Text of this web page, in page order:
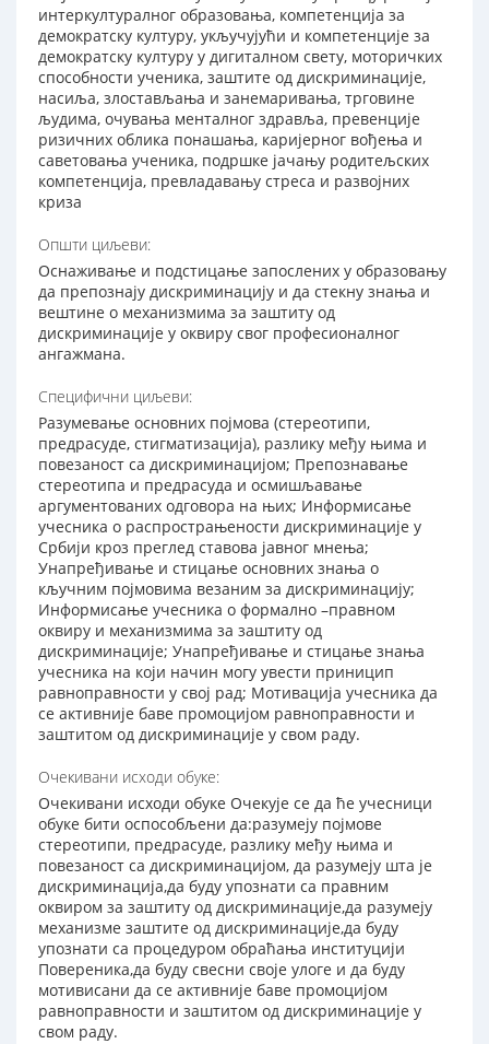
интеркултуралног образовања, компетенција за
демократску културу, укључујући и компетенције за
демократску културу у дигиталном свету, моторичких
способности ученика, заштите од дискриминације,
насиља, злостављања и занемаривања, трговине
људима, очувања менталног здравља, превенције
ризичних облика понашања, каријерног вођења и
саветовања ученика, подршке јачању родитељских
компетенција, превладавању стреса и развојних
криза
Општи циљеви:
Оснаживање и подстицање запослених у образовању
да препознају дискриминацију и да стекну знања и
вештине о механизмима за заштиту од
дискриминације у оквиру свог професионалног
ангажмана.
Специфични циљеви:
Разумевање основних појмова (стереотипи,
предрасуде, стигматизација), разлику међу њима и
повезаност са дискриминацијом; Препознавање
стереотипа и предрасуда и осмишљавање
аргументованих одговора на њих; Информисање
учесника о распрострањености дискриминације у
Србији кроз преглед ставова јавног мнења;
Унапређивање и стицање основних знања о
кључним појмовима везаним за дискриминацију;
Информисање учесника о формално –правном
оквиру и механизмима за заштиту од
дискриминације; Унапређивање и стицање знања
учесника на који начин могу увести приницип
равноправности у свој рад; Мотивација учесника да
се активније баве промоцијом равноправности и
заштитом од дискриминације у свом раду.
Очекивани исходи обуке:
Очекивани исходи обуке Очекује се да ће учесници
обуке бити оспособљени да:разумеју појмове
стереотипи, предрасуде, разлику међу њима и
повезаност са дискриминацијом, да разумеју шта је
дискриминација,да буду упознати са правним
оквиром за заштиту од дискриминације,да разумеју
механизме заштите од дискриминације,да буду
упознати са процедуром обраћања институцији
Повереника,да буду свесни своје улоге и да буду
мотивисани да се активније баве промоцијом
равноправности и заштитом од дискриминације у
свом раду.